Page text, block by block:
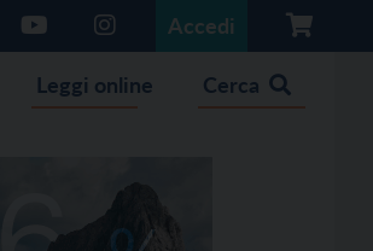
Accedi
Leggi online Cerca